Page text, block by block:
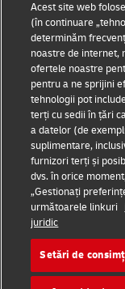
Informații
Setări module cookie
Urmăriți-ne
Acest site web
(în continuare
determinăm
noastre de internet,
ofertele noastre
pentru a ne sprijini
tehnologii pot
terți cu sedii în țări
a datelor (de
suplimentare,
furnizori terți și
dvs. în orice
„Gestionați
următoarele linkuri
juridic
Setări de